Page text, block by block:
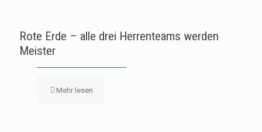
Rote Erde – alle drei Herrenteams werden
Meister
Mehr lesen